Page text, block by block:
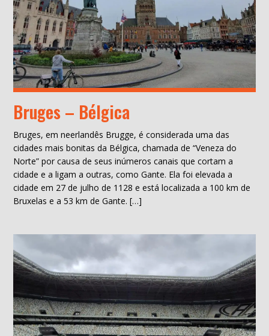
Bruges – Bélgica
Bruges, em neerlandês Brugge, é considerada uma das
cidades mais bonitas da Bélgica, chamada de “Veneza do
Norte” por causa de seus inúmeros canais que cortam a
cidade e a ligam a outras, como Gante. Ela foi elevada a
cidade em 27 de julho de 1128 e está localizada a 100 km de
Bruxelas e a 53 km de Gante. […]